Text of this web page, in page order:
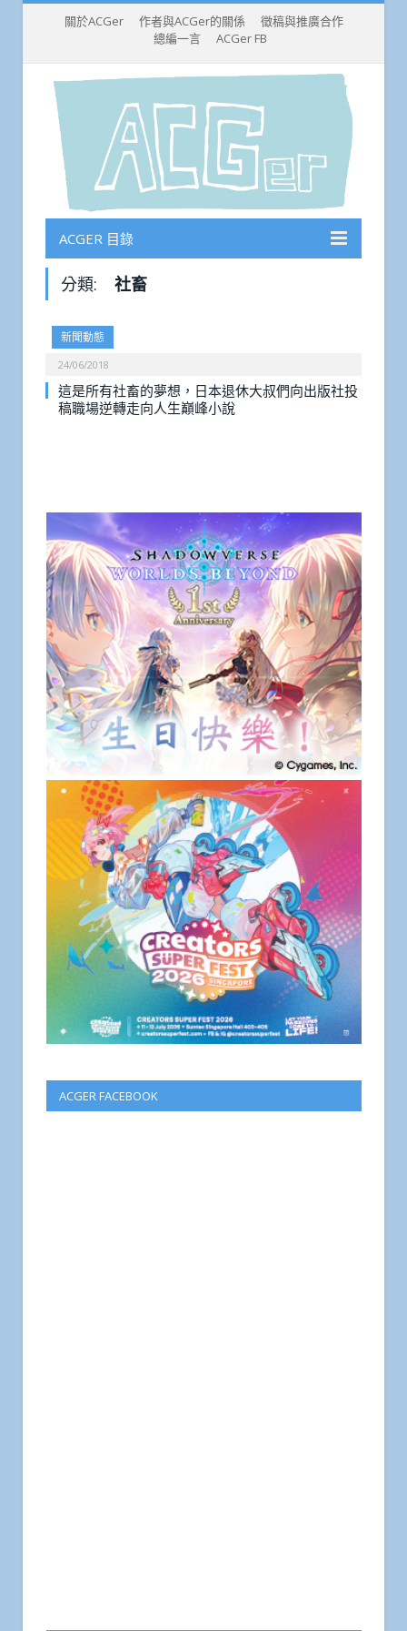
關於ACGer 作者與ACGer的關係
徵稿與推廣合作
總編一言
ACGer FB
ACGER 目錄
分類: 社畜
新聞動態
24/06/2018
這是所有社畜的夢想，日本退休大叔們向出版社投
稿職場逆轉走向人生巔峰小說
ACGER FACEBOOK